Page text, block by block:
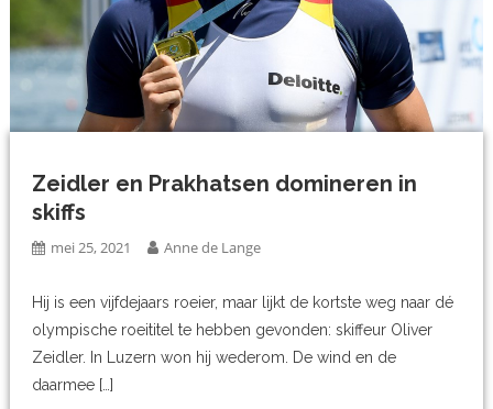
Zeidler en Prakhatsen domineren in
skiffs
mei 25, 2021 Anne de Lange
Hij is een vijfdejaars roeier, maar lijkt de kortste weg naar dé
olympische roeititel te hebben gevonden: skiffeur Oliver
Zeidler. In Luzern won hij wederom. De wind en de
daarmee […]